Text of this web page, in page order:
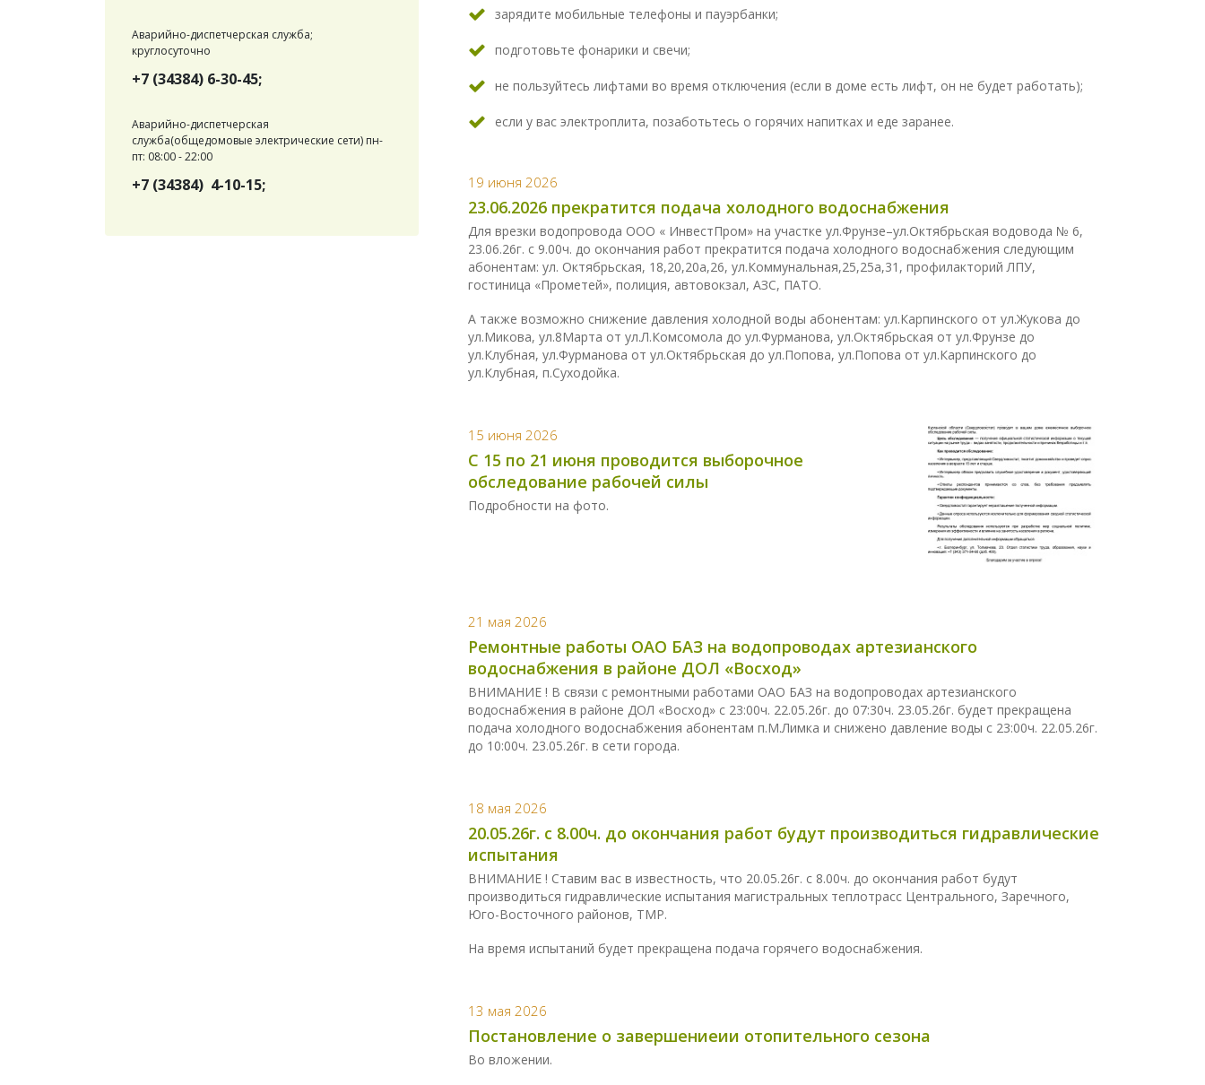
зарядите мобильные телефоны и пауэрбанки;
подготовьте фонарики и свечи;
не пользуйтесь лифтами во время отключения (если в доме есть лифт, он не будет работать);
если у вас электроплита, позаботьтесь о горячих напитках и еде заранее.
19 июня 2026
23.06.2026 прекратится подача холодного водоснабжения
Для врезки водопровода ООО « ИнвестПром» на участке ул.Фрунзе–ул.Октябрьская водовода № 6,
23.06.26г. с 9.00ч. до окончания работ прекратится подача холодного водоснабжения следующим
абонентам: ул. Октябрьская, 18,20,20а,26, ул.Коммунальная,25,25а,31, профилакторий ЛПУ,
гостиница «Прометей», полиция, автовокзал, АЗС, ПАТО.
А также возможно снижение давления холодной воды абонентам: ул.Карпинского от ул.Жукова до
ул.Микова, ул.8Марта от ул.Л.Комсомола до ул.Фурманова, ул.Октябрьская от ул.Фрунзе до
ул.Клубная, ул.Фурманова от ул.Октябрьская до ул.Попова, ул.Попова от ул.Карпинского до
ул.Клубная, п.Суходойка.
15 июня 2026
С 15 по 21 июня проводится выборочное
обследование рабочей силы
Подробности на фото.
21 мая 2026
Ремонтные работы ОАО БАЗ на водопроводах артезианского
водоснабжения в районе ДОЛ «Восход»
ВНИМАНИЕ ! В связи с ремонтными работами ОАО БАЗ на водопроводах артезианского
водоснабжения в районе ДОЛ «Восход» с 23:00ч. 22.05.26г. до 07:30ч. 23.05.26г. будет прекращена
подача холодного водоснабжения абонентам п.М.Лимка и снижено давление воды с 23:00ч. 22.05.26г.
до 10:00ч. 23.05.26г. в сети города.
18 мая 2026
20.05.26г. с 8.00ч. до окончания работ будут производиться гидравлические
испытания
ВНИМАНИЕ ! Ставим вас в известность, что 20.05.26г. с 8.00ч. до окончания работ будут
производиться гидравлические испытания магистральных теплотрасс Центрального, Заречного,
Юго-Восточного районов, ТМР.
На время испытаний будет прекращена подача горячего водоснабжения.
13 мая 2026
Постановление о завершениеии отопительного сезона
Во вложении.
Аварийно-диспетчерская служба;
круглосуточно
+7 (34384) 6-30-45;
Аварийно-диспетчерская
служба(общедомовые электрические сети) пн-
пт: 08:00 - 22:00
+7 (34384) 4-10-15;